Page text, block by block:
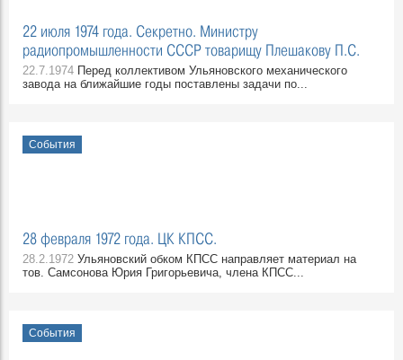
22 июля 1974 года. Секретно. Министру
радиопромышленности СССР товарищу Плешакову П.С.
22.7.1974 Перед коллективом Ульяновского механического
завода на ближайшие годы поставлены задачи по...
События
28 февраля 1972 года. ЦК КПСС.
28.2.1972 Ульяновский обком КПСС направляет материал на
тов. Самсонова Юрия Григорьевича, члена КПСС...
События